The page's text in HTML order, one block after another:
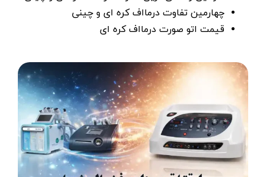
چهارمین تفاوت درمااف کره ای و چینی
قیمت اتو صورت درمااف کره ای